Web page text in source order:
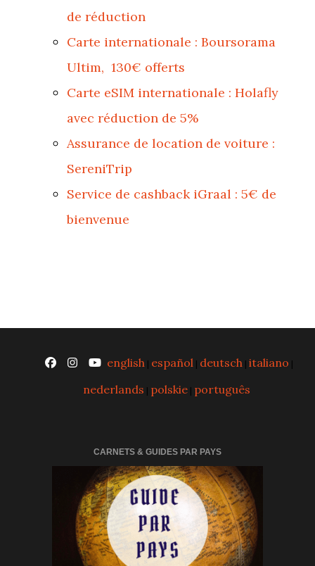
de réduction
Carte internationale : Boursorama
Ultim, 130€ offerts
Carte eSIM internationale : Holafly
avec réduction de 5%
Assurance de location de voiture :
SereniTrip
Service de cashback iGraal : 5€ de
bienvenue
english | español | deutsch |italiano |
nederlands | polskie| português
CARNETS & GUIDES PAR PAYS